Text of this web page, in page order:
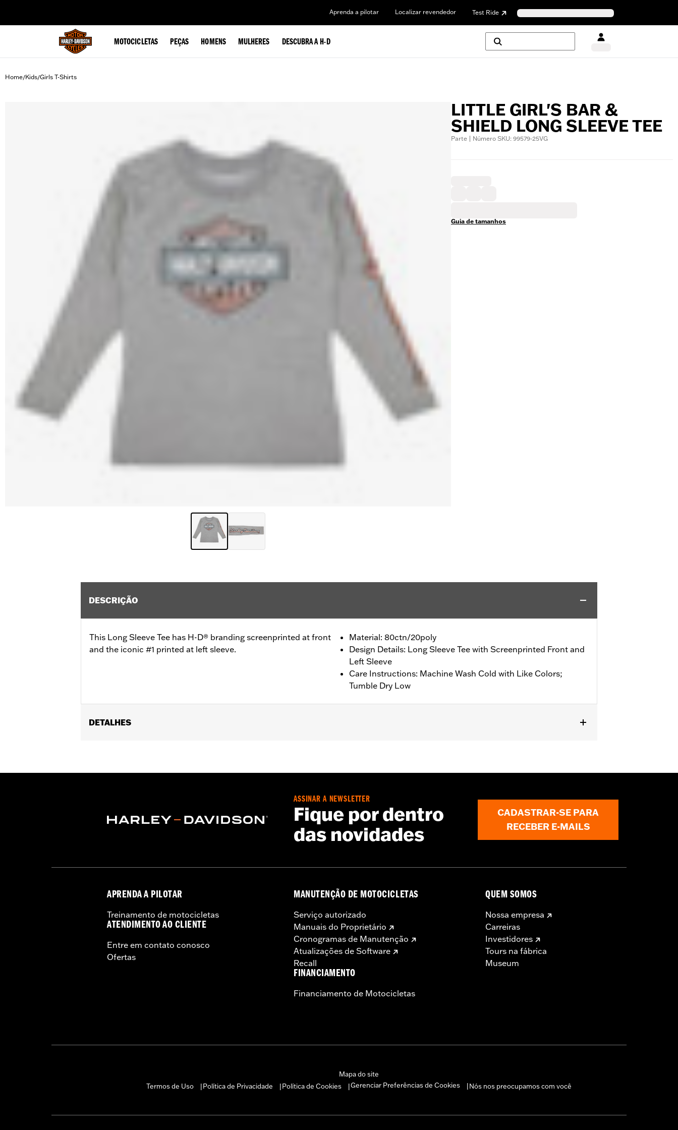
Aprenda a pilotar Localizar revendedor Test Ride
MOTOCICLETAS PEÇAS HOMENS MULHERES DESCUBRA A H-D
Home/Kids/Girls T-Shirts
LITTLE GIRL'S BAR &
SHIELD LONG SLEEVE TEE
Parte | Número SKU: 99579-25VG
Guia de tamanhos
DESCRIÇÃO
This Long Sleeve Tee has H-D® branding screenprinted at front
and the iconic #1 printed at left sleeve.
Material: 80ctn/20poly
Design Details: Long Sleeve Tee with Screenprinted Front and
Left Sleeve
Care Instructions: Machine Wash Cold with Like Colors;
Tumble Dry Low
DETALHES
ASSINAR A NEWSLETTER
Fique por dentro
das novidades
CADASTRAR-SE PARA
RECEBER E-MAILS
APRENDA A PILOTAR
Treinamento de motocicletas
ATENDIMENTO AO CLIENTE
Entre em contato conosco
Ofertas
MANUTENÇÃO DE MOTOCICLETAS
Serviço autorizado
Manuais do Proprietário
Cronogramas de Manutenção
Atualizações de Software
Recall
FINANCIAMENTO
Financiamento de Motocicletas
QUEM SOMOS
Nossa empresa
Carreiras
Investidores
Tours na fábrica
Museum
Mapa do site
Termos de Uso
Política de Privacidade Política de Cookies Gerenciar Preferências de Cookies Nós nos preocupamos com você